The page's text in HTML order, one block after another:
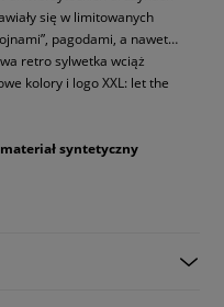
się w limitowanych
pagodami, a nawet…
retro sylwetka wciąż
kolory i logo XXL: let the
syntetyczny